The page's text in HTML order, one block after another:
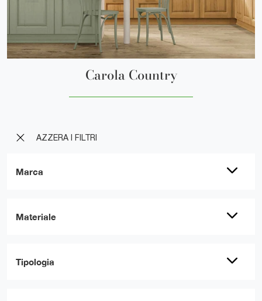
AZZERA I FILTRI
Marca
Materiale
Tipologia
Carola Country